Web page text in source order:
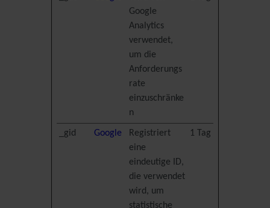
Google
Analytics
verwendet,
um die
Anforderungs
rate
einzuschränke
n
_gid Google
Registriert
eine
eindeutige ID,
die verwendet
wird, um
statistische
1 Tag